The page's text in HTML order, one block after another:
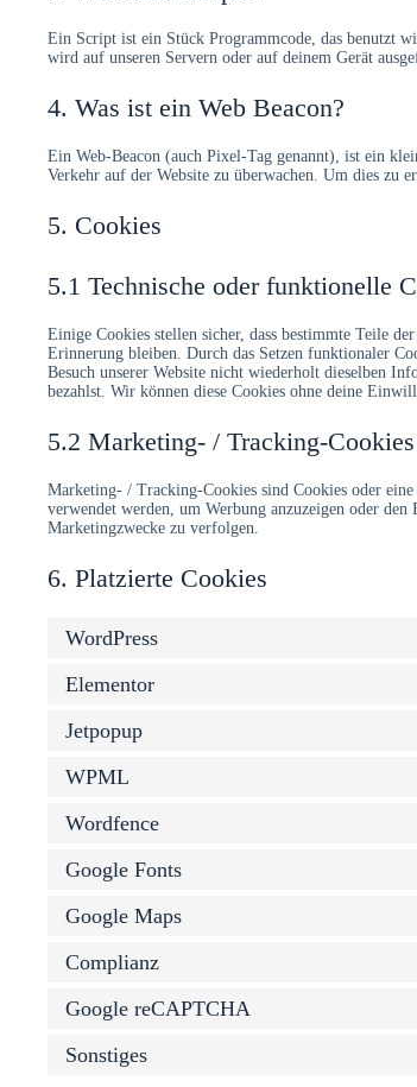
Ein Script ist ein Stück Programmcode, das benutzt
wird auf unseren Servern oder auf deinem Gerät
4. Was ist ein Web Beacon?
Ein Web-Beacon (auch Pixel-Tag genannt), ist ein
Verkehr auf der Website zu überwachen. Um dies zu
5. Cookies
5.1 Technische oder funktionelle
Einige Cookies stellen sicher, dass bestimmte Teile
Erinnerung bleiben. Durch das Setzen funktionaler
Besuch unserer Website nicht wiederholt dieselben
bezahlst. Wir können diese Cookies ohne deine
5.2 Marketing- / Tracking-Cookies
Marketing- / Tracking-Cookies sind Cookies oder
verwendet werden, um Werbung anzuzeigen oder
Marketingzwecke zu verfolgen.
6. Platzierte Cookies
WordPress
Elementor
Jetpopup
WPML
Wordfence
Google Fonts
Google Maps
Complianz
Google reCAPTCHA
Sonstiges